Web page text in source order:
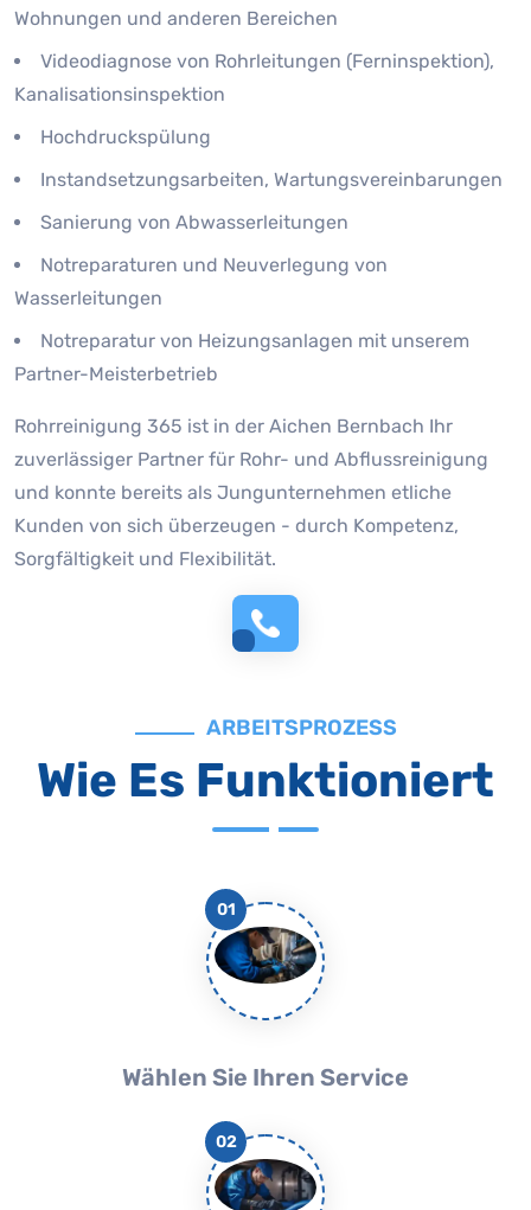
Wohnungen und anderen Bereichen
Videodiagnose von Rohrleitungen (Ferninspektion),
Kanalisationsinspektion
Hochdruckspülung
Instandsetzungsarbeiten, Wartungsvereinbarungen
Sanierung von Abwasserleitungen
Notreparaturen und Neuverlegung von
Wasserleitungen
Notreparatur von Heizungsanlagen mit unserem
Partner-Meisterbetrieb
Rohrreinigung 365 ist in der Aichen Bernbach Ihr
zuverlässiger Partner für Rohr- und Abflussreinigung
und konnte bereits als Jungunternehmen etliche
Kunden von sich überzeugen - durch Kompetenz,
Sorgfältigkeit und Flexibilität.
ARBEITSPROZESS
Wie Es Funktioniert
01
Wählen Sie Ihren Service
02